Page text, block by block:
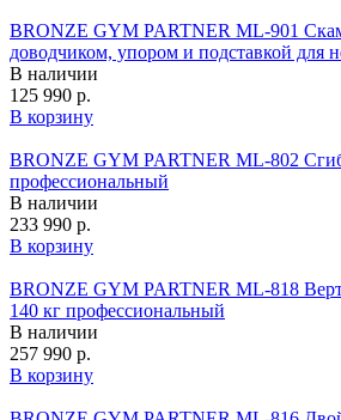
BRONZE GYM PARTNER ML-901
доводчиком, упором и подставкой для
В наличии
125 990 р.
В корзину
BRONZE GYM PARTNER ML-802
профессиональный
В наличии
233 990 р.
В корзину
BRONZE GYM PARTNER ML-818
140 кг профессиональный
В наличии
257 990 р.
В корзину